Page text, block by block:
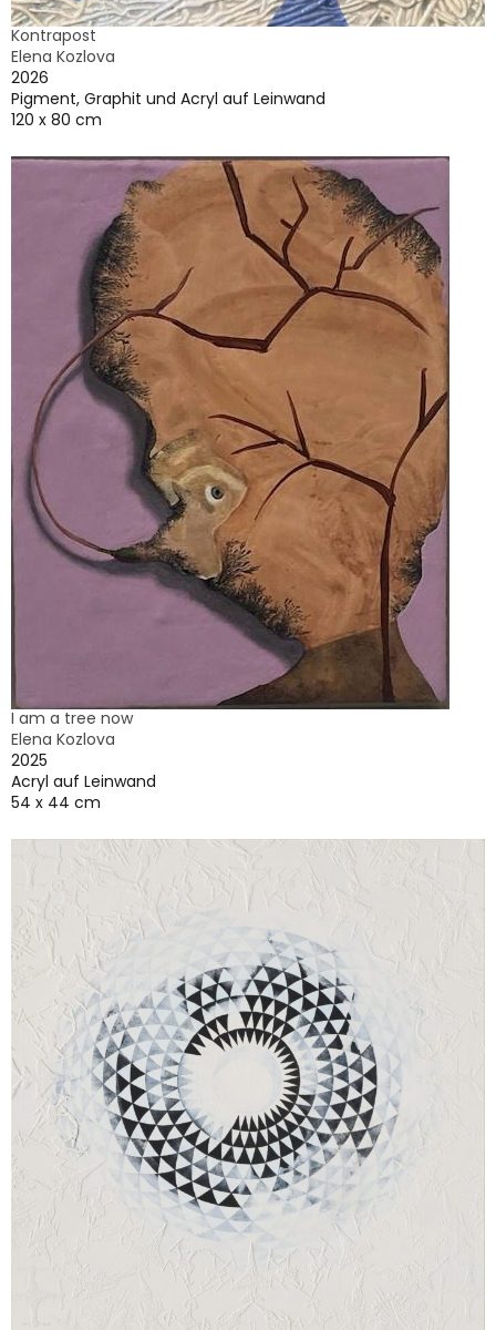
Kontrapost
Elena Kozlova
2026
Pigment, Graphit und Acryl auf Leinwand
120 x 80 cm
I am a tree now
Elena Kozlova
2025
Acryl auf Leinwand
54 x 44 cm